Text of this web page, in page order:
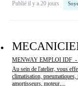
Publié il y a 20 jours
MENWAY EMPLOI IDF -
Au sein de l'atelier, vous
climatisation,
amortisseurs, moteur,...